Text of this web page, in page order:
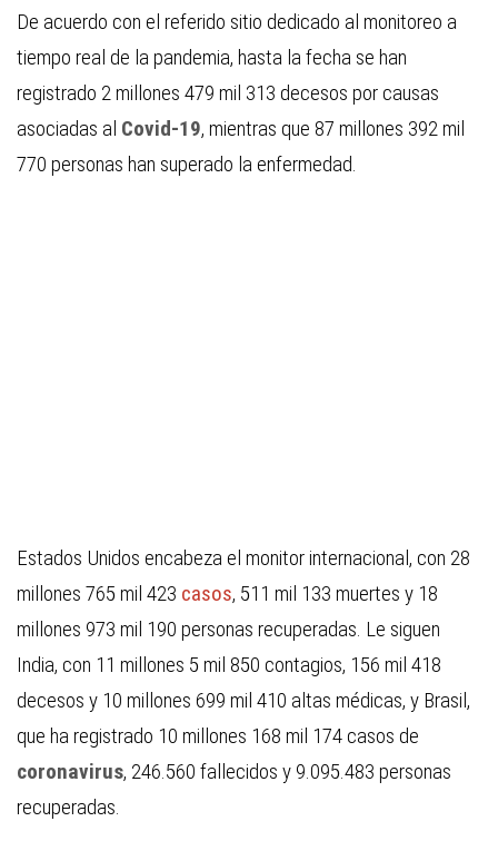
De acuerdo con el referido sitio dedicado al monitoreo a
tiempo real de la pandemia, hasta la fecha se han
registrado 2 millones 479 mil 313 decesos por causas
asociadas al Covid-19, mientras que 87 millones 392 mil
770 personas han superado la enfermedad.
Estados Unidos encabeza el monitor internacional, con 28
millones 765 mil 423 casos, 511 mil 133 muertes y 18
millones 973 mil 190 personas recuperadas. Le siguen
India, con 11 millones 5 mil 850 contagios, 156 mil 418
decesos y 10 millones 699 mil 410 altas médicas, y Brasil,
que ha registrado 10 millones 168 mil 174 casos de
coronavirus, 246.560 fallecidos y 9.095.483 personas
recuperadas.